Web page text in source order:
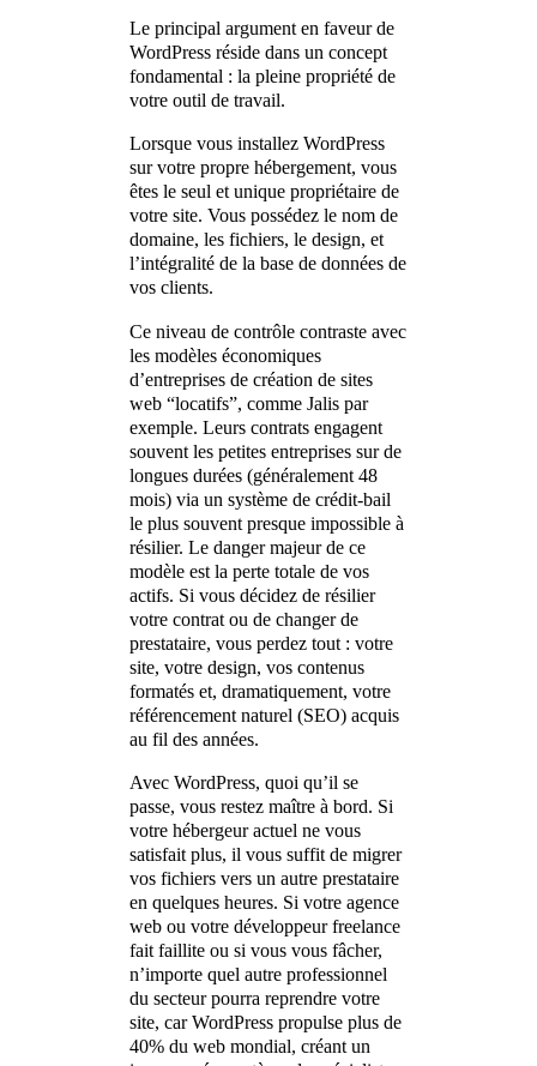
Le principal argument en faveur de
WordPress réside dans un concept
fondamental : la pleine propriété de
votre outil de travail.
Lorsque vous installez WordPress
sur votre propre hébergement, vous
êtes le seul et unique propriétaire de
votre site. Vous possédez le nom de
domaine, les fichiers, le design, et
l’intégralité de la base de données de
vos clients.
Ce niveau de contrôle contraste avec
les modèles économiques
d’entreprises de création de sites
web “locatifs”, comme Jalis par
exemple. Leurs contrats engagent
souvent les petites entreprises sur de
longues durées (généralement 48
mois) via un système de crédit-bail
le plus souvent presque impossible à
résilier. Le danger majeur de ce
modèle est la perte totale de vos
actifs. Si vous décidez de résilier
votre contrat ou de changer de
prestataire, vous perdez tout : votre
site, votre design, vos contenus
formatés et, dramatiquement, votre
référencement naturel (SEO) acquis
au fil des années.
Avec WordPress, quoi qu’il se
passe, vous restez maître à bord. Si
votre hébergeur actuel ne vous
satisfait plus, il vous suffit de migrer
vos fichiers vers un autre prestataire
en quelques heures. Si votre agence
web ou votre développeur freelance
fait faillite ou si vous vous fâcher,
n’importe quel autre professionnel
du secteur pourra reprendre votre
site, car WordPress propulse plus de
40% du web mondial, créant un